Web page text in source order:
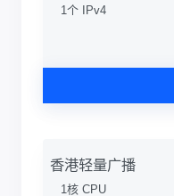
1个 IPv4
香港轻量广播
1核 CPU